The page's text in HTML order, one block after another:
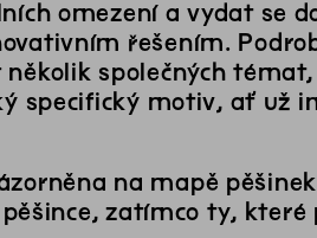
omezení a vydat se
řešením.
společných
specifický motiv, ať už
na mapě
zatímco ty, které